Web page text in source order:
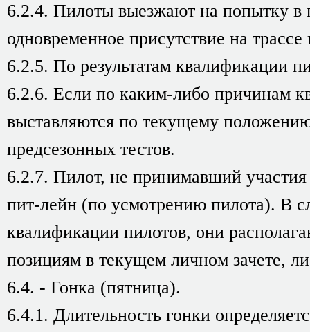
6.2.4. Пилоты выезжают на попытку в
одновременное присутствие на трассе
6.2.5. По результатам квалификации
6.2.6. Если по каким-либо причинам
выставляются по текущему
предсезонных тестов.
6.2.7. Пилот, не принимавший
пит-лейн (по усмотрению пилота). В
квалификации пилотов, они
позициям в текущем личном зачете,
6.4. - Гонка (пятница).
6.4.1. Длительность гонки